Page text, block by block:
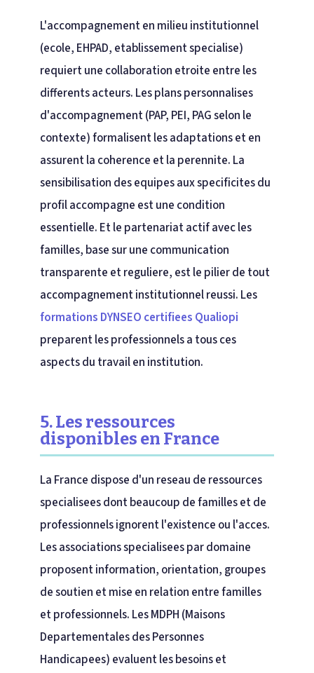
L'accompagnement en milieu institutionnel
(ecole, EHPAD, etablissement specialise)
requiert une collaboration etroite entre les
differents acteurs. Les plans personnalises
d'accompagnement (PAP, PEI, PAG selon le
contexte) formalisent les adaptations et en
assurent la coherence et la perennite. La
sensibilisation des equipes aux specificites du
profil accompagne est une condition
essentielle. Et le partenariat actif avec les
familles, base sur une communication
transparente et reguliere, est le pilier de tout
accompagnement institutionnel reussi. Les
formations DYNSEO certifiees Qualiopi
preparent les professionnels a tous ces
aspects du travail en institution.
5. Les ressources
disponibles en France
La France dispose d'un reseau de ressources
specialisees dont beaucoup de familles et de
professionnels ignorent l'existence ou l'acces.
Les associations specialisees par domaine
proposent information, orientation, groupes
de soutien et mise en relation entre familles
et professionnels. Les MDPH (Maisons
Departementales des Personnes
Handicapees) evaluent les besoins et